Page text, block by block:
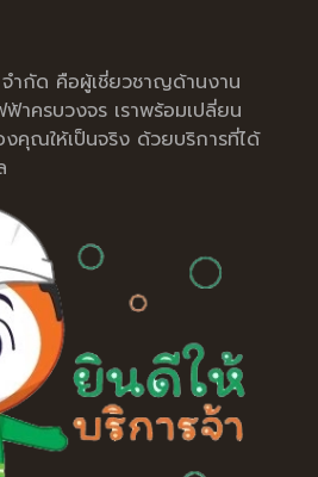
ำกัด คือผู้เชี่ยวชาญด้านงาน
ฟ้าครบวงจร เราพร้อมเปลี่ยน
งคุณให้เป็นจริง ด้วยบริการที่ได้